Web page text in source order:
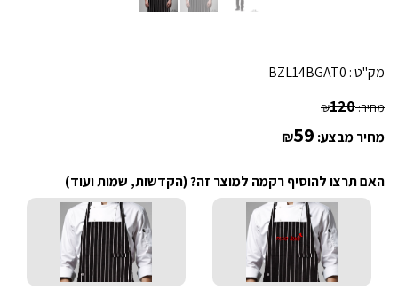
מק"ט : BZL14BGAT0
מחיר: ₪120
מחיר מבצע: ₪59
האם תרצו להוסיף רקמה למוצר זה? (הקדשות, שמות ועוד)